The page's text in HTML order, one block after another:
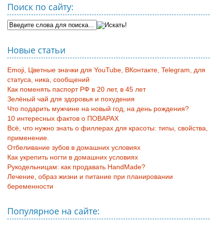
Поиск по сайту:
Новые статьи
Emoji, Цветные значки для YouTube, ВКонтакте, Telegram, для
статуса, ника, сообщений
Как поменять паспорт РФ в 20 лет, в 45 лет
Зелёный чай для здоровья и похудения
Что подарить мужчине на новый год, на день рождения?
10 интересных фактов о ПОВАРАХ
Всё, что нужно знать о филлерах для красоты: типы, свойства,
применение.
Отбеливание зубов в домашних условиях
Как укрепить ногти в домашних условиях
Рукодельницам: как продавать HandMade?
Лечение, образ жизни и питание при планировании
беременности
Популярное на сайте: